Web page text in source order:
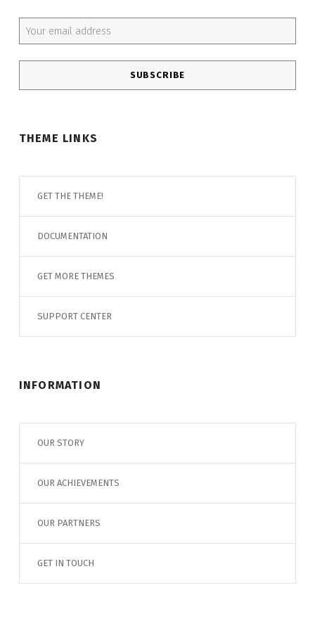
Email address:
THEME LINKS
GET THE THEME!
DOCUMENTATION
GET MORE THEMES
SUPPORT CENTER
INFORMATION
OUR STORY
OUR ACHIEVEMENTS
OUR PARTNERS
GET IN TOUCH